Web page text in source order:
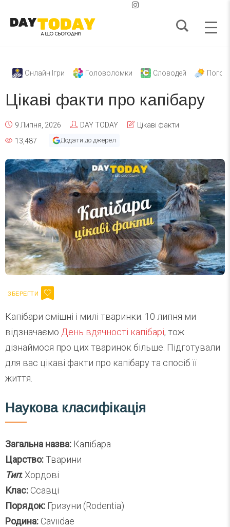
Онлайн Ігри Головоломки Словодей
Цікаві факти про капібару
9 Липня, 2026 DAY TODAY
Цікаві факти
13,487
Додати до джерел
Капібари смішні і милі тваринки. 10 липня ми
відзначаємо День вдячності капібарі, тож
дізнаймося про цих тваринок більше. Підготували
для вас цікаві факти про капібару та спосіб її
життя.
Наукова класифікація
Загальна назва: Капібара
Царство:Тварини
Тип: Хордові
Клас: Ссавці
Порядок: Гризуни (Rodentia)
Родина: Caviidae